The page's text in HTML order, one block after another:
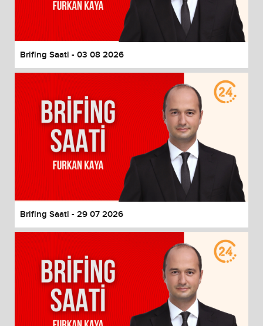
End of dialog window.
Brifing Saati - 03 08 2026
Brifing Saati - 29 07 2026